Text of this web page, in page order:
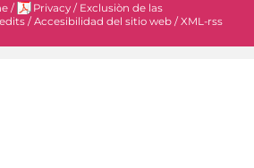
/ Privacy / Exclusiòn de las
/Accesibilidad del sitio web /XML-rss